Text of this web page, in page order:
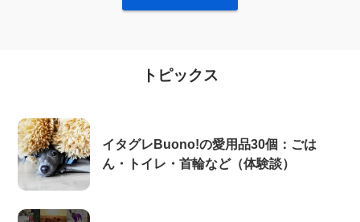
トピックス
イタグレBuono!の愛用品30個：ごは
ん・トイレ・首輪など（体験談）